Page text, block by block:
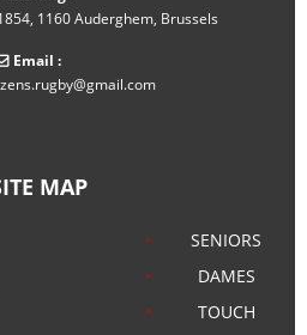
1160 Auderghem, Brussels
Email :
MAP
SENIORS
DAMES
TOUCH